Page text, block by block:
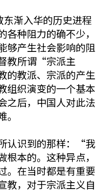
渐入华的历史进程
种阻力的确不少，
够产生社会影响的阻
教所谓“宗派主
的教派、宗派的产生
组织演变的一个基本
之后，中国人对此法
认识到的那样：“我
本的。这种异点，
。在当时都是有重要
教，对于宗派主义自